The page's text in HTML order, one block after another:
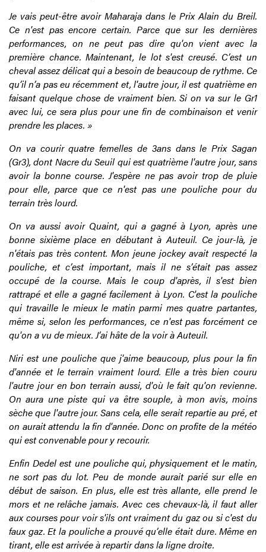
Je vais peut-être avoir Maharaja dans le Prix Alain du Breil.
Ce n'est pas encore certain. Parce que sur les dernières
performances, on ne peut pas dire qu'on vient avec la
première chance. Maintenant, le lot s'est creusé. C’est un
cheval assez délicat qui a besoin de beaucoup de rythme. Ce
qu’il n’a pas eu récemment et, l'autre jour, il est quatrième en
faisant quelque chose de vraiment bien. Si on va sur le Gr1
avec lui, ce sera plus pour une fin de combinaison et venir
prendre les places. »
On va courir quatre femelles de 3ans dans le Prix Sagan
(Gr3), dont Nacre du Seuil qui est quatrième l'autre jour, sans
avoir la bonne course. J'espère ne pas avoir trop de pluie
pour elle, parce que ce n'est pas une pouliche pour du
terrain très lourd.
On va aussi avoir Quaint, qui a gagné à Lyon, après une
bonne sixième place en débutant à Auteuil. Ce jour-là, je
n'étais pas très content. Mon jeune jockey avait respecté la
pouliche, et c’est important, mais il ne s’était pas assez
occupé de la course. Mais le coup d'après, il s'est bien
rattrapé et elle a gagné facilement à Lyon. C'est la pouliche
qui travaille le mieux le matin parmi mes quatre partantes,
même si, selon les performances, ce n'est pas forcément ce
qu'on a vu de mieux. J’ai hâte de la voir à Auteuil.
Niri est une pouliche que j'aime beaucoup, plus pour la fin
d'année et le terrain vraiment lourd. Elle a très bien couru
l'autre jour en bon terrain aussi, d'où le fait qu'on revienne.
On aura une piste qui va être souple, à mon avis, moins
sèche que l'autre jour. Sans cela, elle serait repartie au pré, et
on aurait attendu la fin d'année. Donc on profite de la météo
qui est convenable pour y recourir.
Enfin Dedel est une pouliche qui, physiquement et le matin,
ne sort pas du lot. Peu de monde aurait parié sur elle en
début de saison. En plus, elle est très allante, elle prend le
mors et ne relâche jamais. Avec ces chevaux-là, il faut aller
aux courses pour voir s'ils ont vraiment du gaz ou si c'est du
faux gaz. Et la pouliche a prouvé qu’elle était dure. Même en
tirant, elle est arrivée à repartir dans la ligne droite.